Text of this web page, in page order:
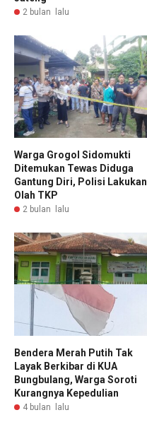
2 bulan lalu
Warga Grogol Sidomukti
Ditemukan Tewas Diduga
Gantung Diri, Polisi Lakukan
Olah TKP
2 bulan lalu
Bendera Merah Putih Tak
Layak Berkibar di KUA
Bungbulang, Warga Soroti
Kurangnya Kepedulian
4 bulan lalu